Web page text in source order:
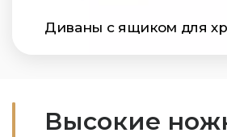
Диваны с ящиком для
Высокие